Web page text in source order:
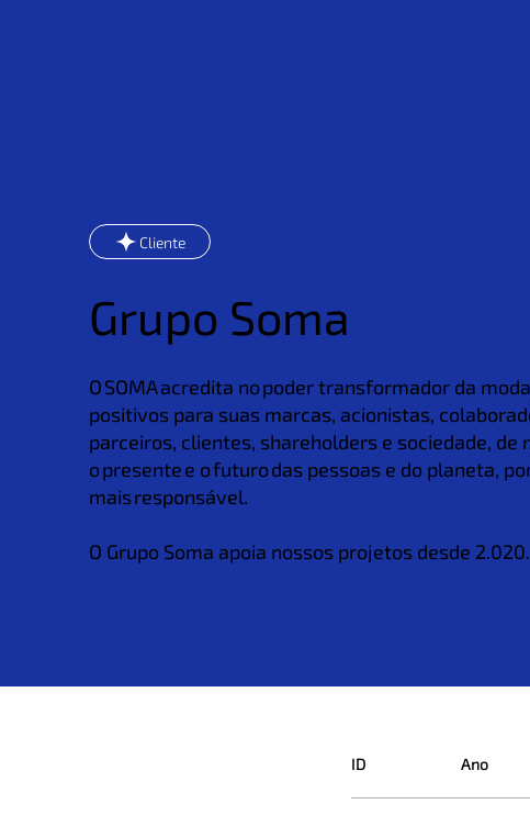
Cliente
Grupo Soma
O SOMA acredita no poder transformador da
positivos para suas marcas, acionistas,
parceiros, clientes, shareholders e sociedade, de
o presente e o futuro das pessoas e do planeta,
mais responsável.
O Grupo Soma apoia nossos projetos desde 2.020.
ID Ano